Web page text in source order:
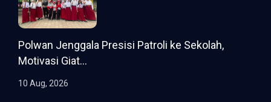
Polwan Jenggala Presisi Patroli ke Sekolah,
Motivasi Giat...
10 Aug, 2026